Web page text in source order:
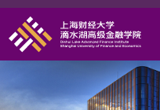
首页
课程项目